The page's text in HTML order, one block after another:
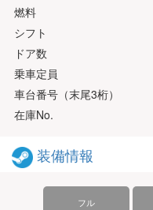
燃料
シフト
ドア数
乗車定員
車台番号（末尾3桁）
在庫No.
装備情報
フル